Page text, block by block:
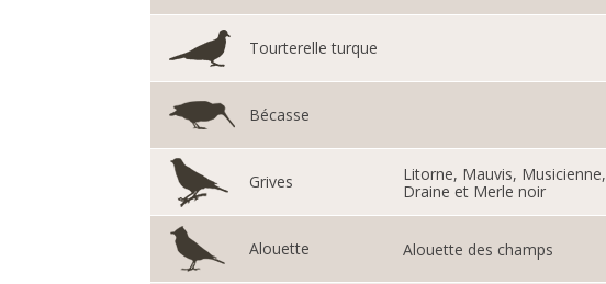
Tourterelle turque
Bécasse
Grives
Litorne, Mauvis, Musicienne,
Draine et Merle noir
Alouette Alouette des champs